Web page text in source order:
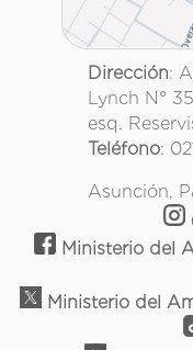
Dirección:
Lynch N°
esq.
Teléfono:
Asunción,
Ministerio del
Ministerio del